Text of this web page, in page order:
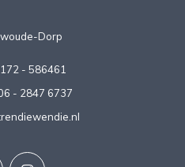
Dorp
- 586461
- 2847 6737